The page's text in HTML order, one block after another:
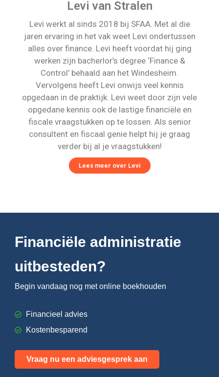
Levi van Stralen
Levi werkt al sinds 2018 bij SFAA. Met al die
jaren ervaring in het vak weet Levi ondertussen
alles over finance. Levi heeft voordat hij ging
werken zijn bacherlor’s degree ‘Finance &
Control’ behaald aan het Windesheim.
Vervolgens heeft Levi onwijs veel kennis
opgedaan in de praktijk. Levi weet door zijn vele
opgedane kennis ook de lastige financiële en
fiscale vraagstukken op te lossen. Als senior
consultent en fiscaal genie helpt hij je graag
verder bij al je vraagstukken!
Lees meer over Levi
Financiële administratie
uitbesteden?
Begin vandaag nog met online boekhouden
Financieel advies
Kostenbesparend
Vraag nu een adviesgesprek aan